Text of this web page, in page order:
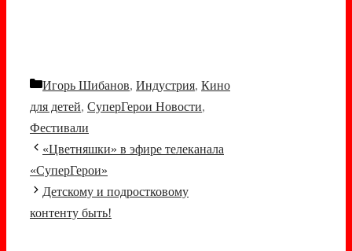
Рубрики
Игорь Шибанов, Индустрия, Кино
для детей, СуперГерои Новости,
Фестивали
Навигация
записи
«Цветняшки» в эфире телеканала
«СуперГерои»
Детскому и подростковому
контенту быть!